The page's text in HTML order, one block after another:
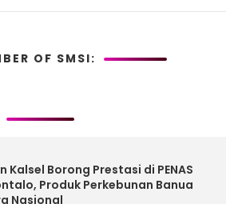
OF SMSI:
Kalsel Borong Prestasi di PENAS
Produk Perkebunan Banua
Nasional